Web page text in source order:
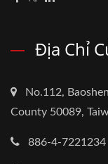
Địa Chỉ
No.112,
County 50089,
886-4-7221234